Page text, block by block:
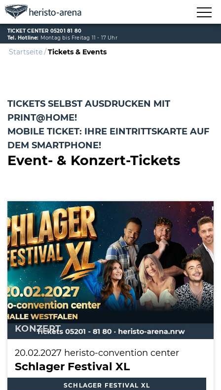
International
TICKET CENTER 05201 81 80
Tel. Hotline: Montag bis Freitag 11 - 17 Uhr
Startseite Tickets & Events
TICKETS SELBST AUSDRUCKEN MIT
PRINT@HOME!
MOBILE TICKET: IHRE EINTRITTSKARTE AUF
DEM SMARTPHONE!
Event- & Konzert-Tickets
KONZERT
20.02.2027 heristo-convention center
Schlager Festival XL
SCHLAGER FESTIVAL XL